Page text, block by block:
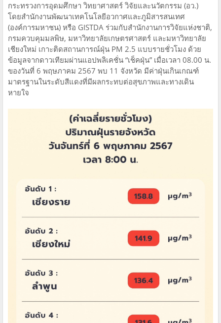
กระทรวงการอุดมศึกษา วิทยาศาสตร์ วิจัยและนวัตกรรม (อว.)
โดยสำนักงานพัฒนาเทคโนโลยีอวกาศและภูมิสารสนเทศ
(องค์การมหาชน) หรือ GISTDA ร่วมกับสำนักงานการวิจัยแห่งชาติ,
กรมควบคุมมลพิษ, มหาวิทยาลัยเกษตรศาสตร์ และมหาวิทยาลัย
เชียงใหม่ เกาะติดสถานการณ์ฝุ่น PM 2.5 แบบรายชั่วโมง ด้วย
ข้อมูลจากดาวเทียมผ่านแอปพลิเคชั่น “เช็คฝุ่น” เมื่อเวลา 08.00 น.
ของวันที่ 6 พฤษภาคม 2567 พบ 11 จังหวัด มีค่าฝุ่นเกินเกณฑ์
มาตรฐานในระดับสีแดงที่มีผลกระทบต่อสุขภาพและทางเดิน
หายใจ